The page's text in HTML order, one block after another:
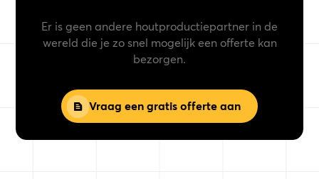
Er is geen andere houtproductiepartner in de
wereld die je zo snel mogelijk een offerte kan
bezorgen.
Vraag een gratis offerte aan